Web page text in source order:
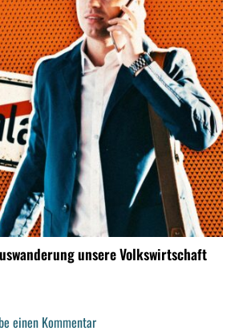
unsere Volkswirtschaft
einen Kommentar